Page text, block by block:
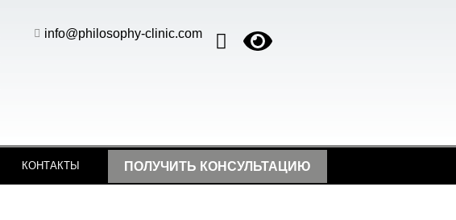
info@philosophy-clinic.com
КОНТАКТЫ ПОЛУЧИТЬ КОНСУЛЬТАЦИЮ